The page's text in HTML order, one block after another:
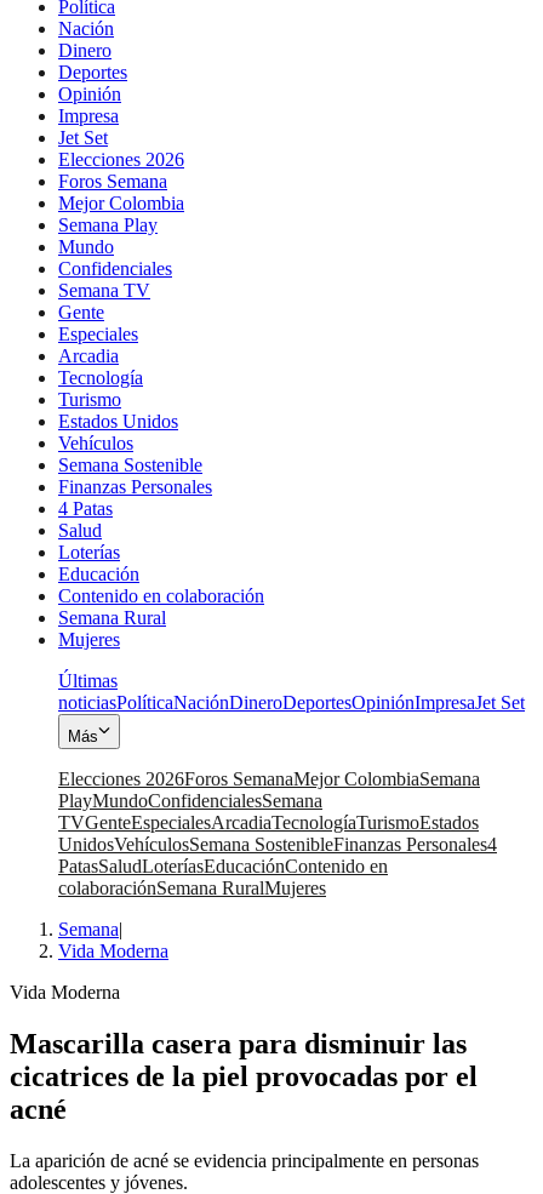
Política
Nación
Dinero
Deportes
Opinión
Impresa
Jet Set
Elecciones 2026
Foros Semana
Mejor Colombia
Semana Play
Mundo
Confidenciales
Semana TV
Gente
Especiales
Arcadia
Tecnología
Turismo
Estados Unidos
Vehículos
Semana Sostenible
Finanzas Personales
4 Patas
Salud
Loterías
Educación
Contenido en colaboración
Semana Rural
Mujeres
Últimas
noticiasPolíticaNaciónDineroDeportesOpiniónImpresaJet Set
Más
Elecciones 2026Foros SemanaMejor ColombiaSemana
PlayMundoConfidencialesSemana
TVGenteEspecialesArcadiaTecnologíaTurismoEstados
UnidosVehículosSemana SostenibleFinanzas Personales4
PatasSaludLoteríasEducaciónContenido en
colaboraciónSemana RuralMujeres
Semana|
Vida Moderna
Vida Moderna
Mascarilla casera para disminuir las
cicatrices de la piel provocadas por el
acné
La aparición de acné se evidencia principalmente en personas
adolescentes y jóvenes.